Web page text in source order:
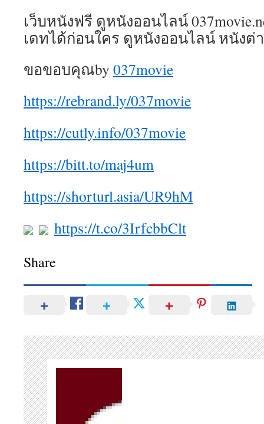
เว็บหนังฟรี ดูหนังออนไลน์
เดทได้ก่อนใคร ดูหนังออนไลน์ หนังต่า
ขอขอบคุณby 037movie
https://rebrand.ly/037movie
https://cutly.info/037movie
https://bitt.to/maj4um
https://shorturl.asia/UR9hM
https://t.co/3IrfcbbClt
Share